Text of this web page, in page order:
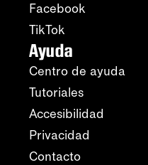
Facebook
TikTok
Ayuda
Centro de ayuda
Tutoriales
Accesibilidad
Privacidad
Contacto